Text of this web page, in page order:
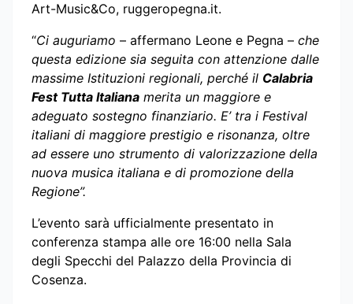
Art-Music&Co, ruggeropegna.it.
“Ci auguriamo – affermano Leone e Pegna – che
questa edizione sia seguita con attenzione dalle
massime Istituzioni regionali, perché il Calabria
Fest Tutta Italiana merita un maggiore e
adeguato sostegno finanziario. E’ tra i Festival
italiani di maggiore prestigio e risonanza, oltre
ad essere uno strumento di valorizzazione della
nuova musica italiana e di promozione della
Regione”.
L’evento sarà ufficialmente presentato in
conferenza stampa alle ore 16:00 nella Sala
degli Specchi del Palazzo della Provincia di
Cosenza.